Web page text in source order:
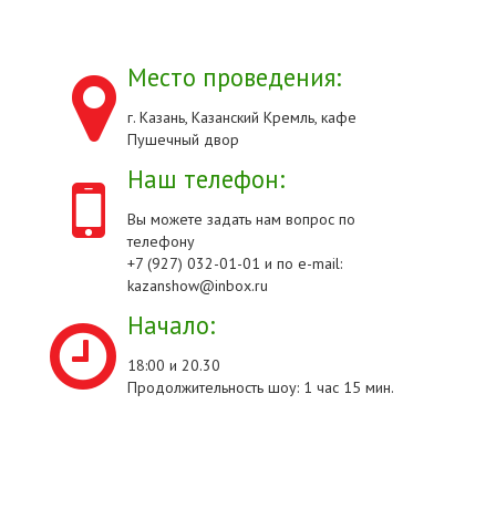
Место проведения:
г. Казань, Казанский Кремль, кафе
Пушечный двор
Наш телефон:
Вы можете задать нам вопрос по
телефону
+7 (927) 032-01-01 и по e-mail:
kazanshow@inbox.ru
Начало:
18:00 и 20.30
Продолжительность шоу: 1 час 15 мин.